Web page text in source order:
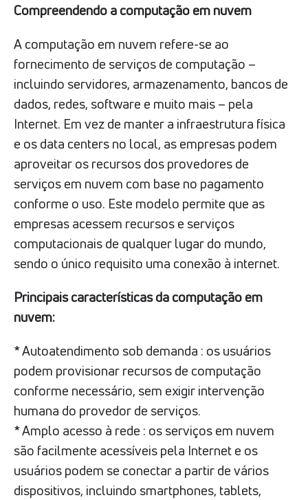
Compreendendo a computação em nuvem
A computação em nuvem refere-se ao
fornecimento de serviços de computação –
incluindo servidores, armazenamento, bancos de
dados, redes, software e muito mais – pela
Internet. Em vez de manter a infraestrutura física
e os data centers no local, as empresas podem
aproveitar os recursos dos provedores de
serviços em nuvem com base no pagamento
conforme o uso. Este modelo permite que as
empresas acessem recursos e serviços
computacionais de qualquer lugar do mundo,
sendo o único requisito uma conexão à internet.
Principais características da computação em
nuvem:
* Autoatendimento sob demanda : os usuários
podem provisionar recursos de computação
conforme necessário, sem exigir intervenção
humana do provedor de serviços.
* Amplo acesso à rede : os serviços em nuvem
são facilmente acessíveis pela Internet e os
usuários podem se conectar a partir de vários
dispositivos, incluindo smartphones, tablets,